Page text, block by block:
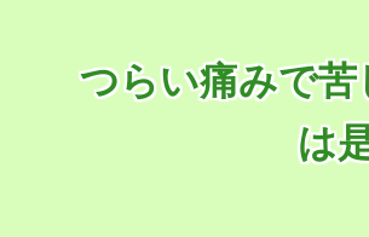
つらい痛みで
は